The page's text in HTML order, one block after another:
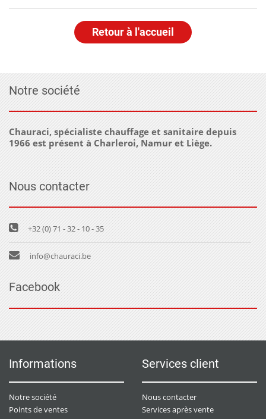
Retour à l'accueil
Notre société
Chauraci, spécialiste chauffage et sanitaire depuis
1966 est présent à Charleroi, Namur et Liège.
Nous contacter
+32 (0) 71 - 32 - 10 - 35
info@chauraci.be
Facebook
Informations
Notre société
Points de ventes
Services client
Nous contacter
Services après vente